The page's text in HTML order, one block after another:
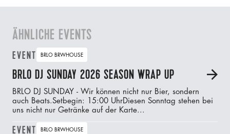
ÄHNLICHE EVENTS
EVENT BRLO BRWHOUSE
BRLO DJ SUNDAY 2026 SEASON WRAP UP A
BRLO DJ SUNDAY - Wir können nicht nur Bier, sondern
auch Beats.‍Setbegin: 15:00 UhrDiesen Sonntag stehen bei
uns nicht nur Getränke auf der Karte...
EVENT BRLO BRWHOUSE